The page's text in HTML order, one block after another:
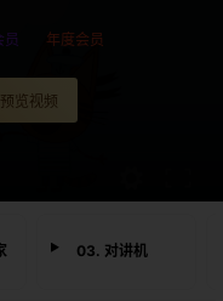
员 年度会员
览视频
03. 对讲机